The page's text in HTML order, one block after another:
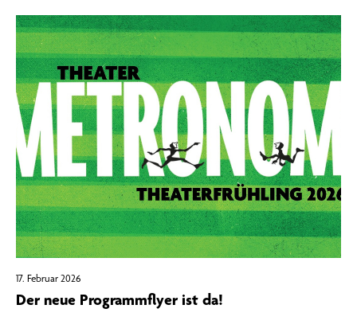
17. Februar 2026
Der neue Programmflyer ist da!